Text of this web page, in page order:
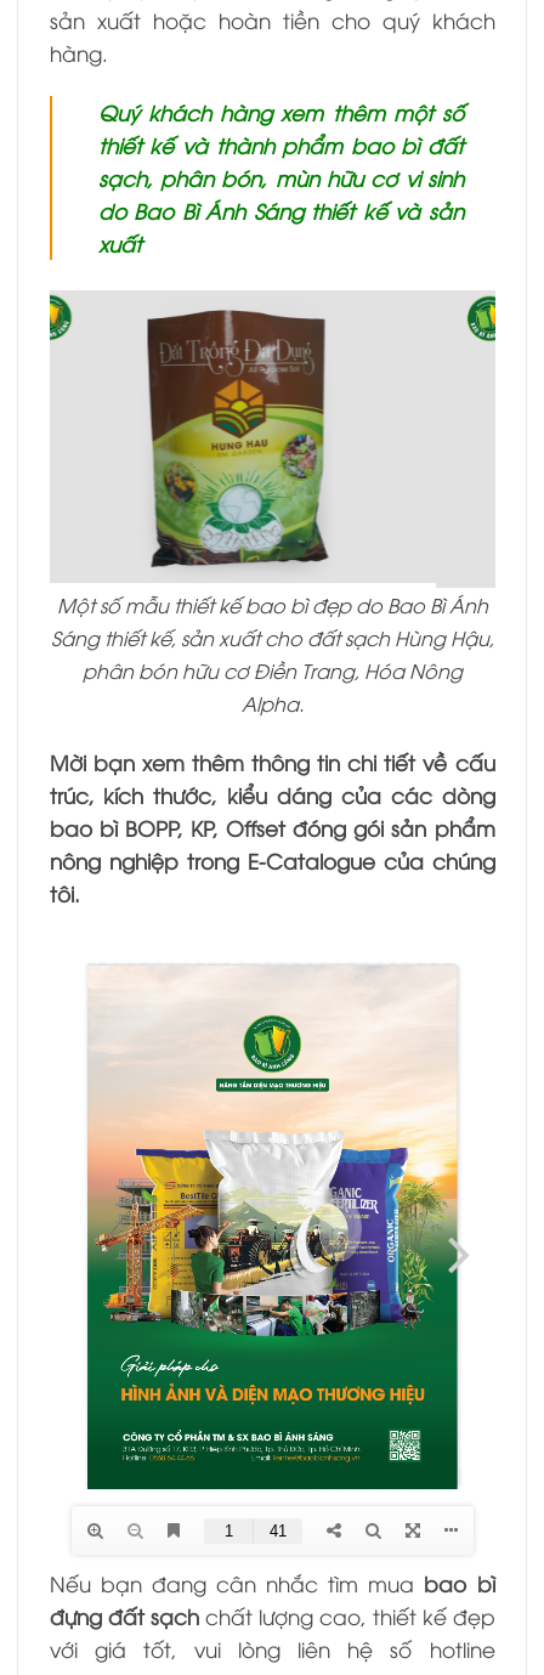
sản xuất hoặc hoàn tiền cho quý khách
hàng.
Quý khách hàng xem thêm một số
thiết kế và thành phẩm bao bì đất
sạch, phân bón, mùn hữu cơ vi sinh
do Bao Bì Ánh Sáng thiết kế và sản
xuất
Một số mẫu thiết kế bao bì đẹp do Bao Bì Ánh
Sáng thiết kế, sản xuất cho đất sạch Hùng Hậu,
phân bón hữu cơ Điền Trang, Hóa Nông
Alpha.
Mời bạn xem thêm thông tin chi tiết về cấu
trúc, kích thước, kiểu dáng của các dòng
bao bì BOPP, KP, Offset đóng gói sản phẩm
nông nghiệp trong E-Catalogue của chúng
tôi.
Nếu bạn đang cân nhắc tìm mua bao bì
đựng đất sạchchất lượng cao, thiết kế đẹp
với giá tốt, vui lòng liên hệ số hotline